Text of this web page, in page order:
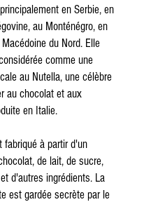
en Serbie, en
au Monténégro, en
du Nord. Elle
comme une
au Nutella, une célèbre
au chocolat et aux
en Italie.
fabriqué à partir d'un
de lait, de sucre,
d'autres ingrédients. La
est gardée secrète par le